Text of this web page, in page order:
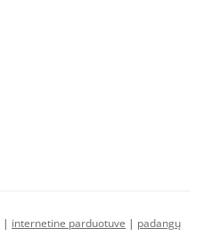
| internetine parduotuve | padangų